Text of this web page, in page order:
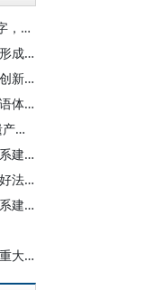
王延中：“妨碍”学习国家通用语言文字，为何是逆流而行？
王延中：深刻认识中华民族共同体的形成和发展是历史必然
王延中：中华民族共同体理论体系的创新发展
王延中：加快构建中华民族共同体话语体系
王延中 王琦：充分发挥文物和文化遗产对铸牢中华民族共同体意识的促进作用
王延中：推进中华民族共同体史料体系建设
王延中：为促进中华民族大团结发挥好法治力量
王延中：推进中华民族共同体理论体系建设的重大成果
王延中：铸牢中华民族共同体意识的重大意义与重点任务